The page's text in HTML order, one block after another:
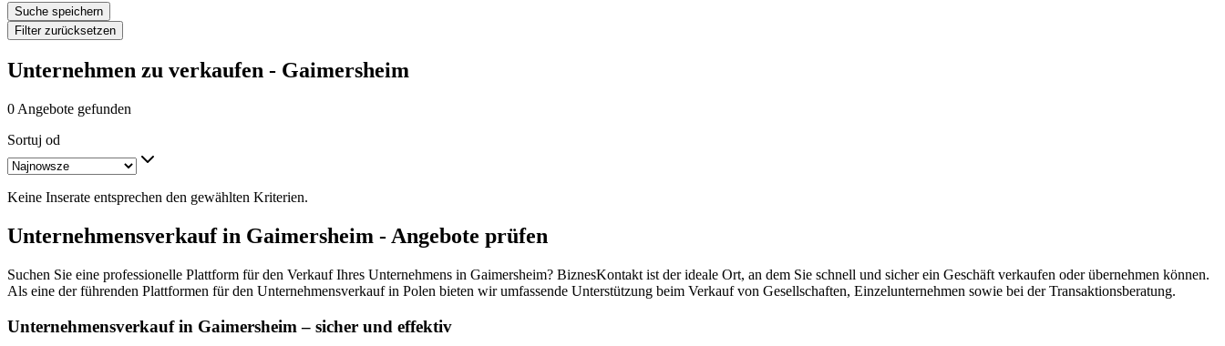
Suche speichern
Filter zurücksetzen
Unternehmen zu verkaufen - Gaimersheim
0 Angebote gefunden
Sortuj od
Keine Inserate entsprechen den gewählten Kriterien.
Unternehmensverkauf in Gaimersheim - Angebote prüfen
Suchen Sie eine professionelle Plattform für den Verkauf Ihres Unternehmens in Gaimersheim? BiznesKontakt ist der ideale Ort, an dem Sie schnell und sicher ein Geschäft verkaufen oder übernehmen können.
Als eine der führenden Plattformen für den Unternehmensverkauf in Polen bieten wir umfassende Unterstützung beim Verkauf von Gesellschaften, Einzelunternehmen sowie bei der Transaktionsberatung.
Unternehmensverkauf in Gaimersheim – sicher und effektiv